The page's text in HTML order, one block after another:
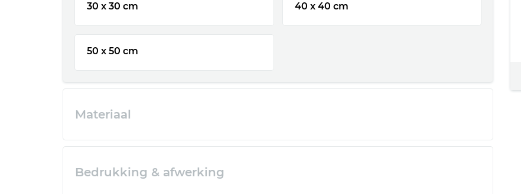
30 x 30 cm 40 x 40 cm
50 x 50 cm
Materiaal
Bedrukking & afwerking